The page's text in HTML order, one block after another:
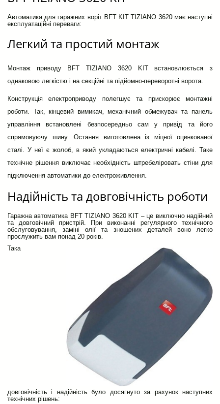
Автоматика для гаражних воріт BFT KIT TIZIANO 3620 має наступні
експлуатаційні переваги:
Легкий та простий монтаж
Монтаж приводу BFT TIZIANO 3620 KIT встановлюється з
однаковою легкістю і на секційні та підйомно-переворотні ворота.
Конструкція електроприводу полегшує та прискорює монтажні
роботи. Так, кінцевий вимикач, механічний обмежувач та панель
управління встановлені безпосередньо сам у привід та його
спрямовуючу шину. Остання виготовлена ​​із міцної оцинкованої
сталі. У неї є жолоб, в який укладаються електричні кабелі. Таке
технічне рішення виключає необхідність штребеліровать стіни для
підключення автоматики до електроживлення.
Надійність та довговічність роботи
Гаражна автоматика BFT TIZIANO 3620 KIT – це виключно надійний
та довговічний пристрій. При виконанні регулярного технічного
обслуговування, заміні олії та зношених деталей воно легко
прослужить вам понад 20 років.
Така
довговічність і надійність було досягнуто за рахунок наступних
технічних рішень: